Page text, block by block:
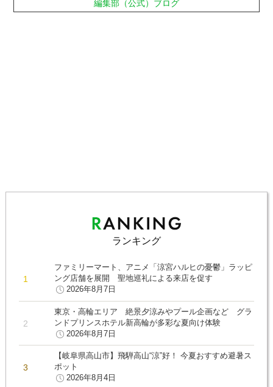
編集部（公式）ブログ
ランキング
ファミリーマート、アニメ「涼宮ハルヒの憂鬱」ラッピ
ング店舗を展開 聖地巡礼による来店を促す
2026年8月7日
東京・高輪エリア 絶景夕涼みやプール企画など グラ
ンドプリンスホテル新高輪が多彩な夏向け体験
2026年8月7日
【岐阜県高山市】飛騨高山“涼”好！ 今夏おすすめ避暑ス
ポット
2026年8月4日